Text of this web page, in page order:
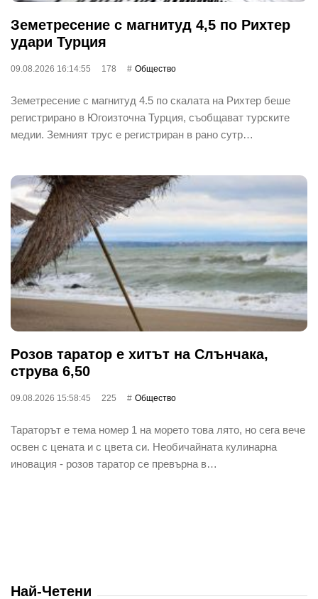
Земетресение с магнитуд 4,5 по Рихтер
удари Турция
09.08.2026 16:14:55 178 Общество
Земетресение с магнитуд 4.5 по скалата на Рихтер беше
регистрирано в Югоизточна Турция, съобщават турските
медии. Земният трус е регистриран в рано сутр…
Розов таратор е хитът на Слънчака,
струва 6,50
09.08.2026 15:58:45 225 Общество
Тараторът е тема номер 1 на морето това лято, но сега вече
освен с цената и с цвета си. Необичайната кулинарна
иновация - розов таратор се превърна в…
Най-Четени